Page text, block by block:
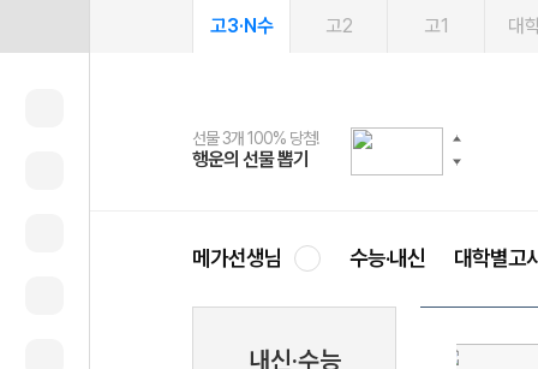
고3·N수 고2 고1 대
선물 3개 100% 당첨!
행운의 선물 뽑기
선물 100% 증정!
메가스터디 X 올리브
여름방학 스터디 캐시백
메가런 썸머스쿨
2027 러셀 단과
강사 공개선발
스마트러닝앱
설문 EVENT
메가패스
3일 무료 체험권
메가패스 수강생 무료혜택!
메가클럽 멤버십
사회공헌 캠페인
희망이룸 메가나눔
메가선생님 수능·내신 대학별고
내신·수능